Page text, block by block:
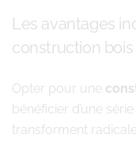
Les avantages
construction bois
Opter pour une
bénéficier d’une
transforment